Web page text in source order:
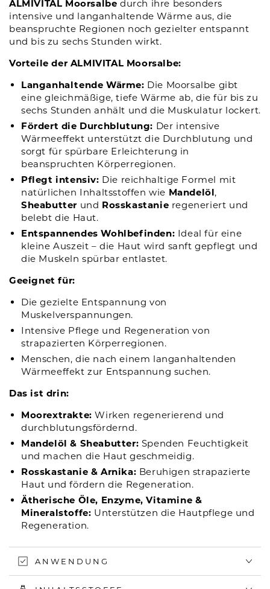
ALMIVITAL Moorsalbe durch ihre besonders
intensive und langanhaltende Wärme aus, die
beanspruchte Regionen noch gezielter entspannt
und bis zu sechs Stunden wirkt.
Vorteile der ALMIVITAL Moorsalbe:
Langanhaltende Wärme: Die Moorsalbe gibt
eine gleichmäßige, tiefe Wärme ab, die für bis zu
sechs Stunden anhält und die Muskulatur lockert.
Fördert die Durchblutung: Der intensive
Wärmeeffekt unterstützt die Durchblutung und
sorgt für spürbare Erleichterung in
beanspruchten Körperregionen.
Pflegt intensiv: Die reichhaltige Formel mit
natürlichen Inhaltsstoffen wie Mandelöl,
Sheabutter und Rosskastanie regeneriert und
belebt die Haut.
Entspannendes Wohlbefinden: Ideal für eine
kleine Auszeit – die Haut wird sanft gepflegt und
die Muskeln spürbar entlastet.
Geeignet für:
Die gezielte Entspannung von
Muskelverspannungen.
Intensive Pflege und Regeneration von
strapazierten Körperregionen.
Menschen, die nach einem langanhaltenden
Wärmeeffekt zur Entspannung suchen.
Das ist drin:
Moorextrakte: Wirken regenerierend und
durchblutungsfördernd.
Mandelöl & Sheabutter: Spenden Feuchtigkeit
und machen die Haut geschmeidig.
Rosskastanie & Arnika: Beruhigen strapazierte
Haut und fördern die Regeneration.
Ätherische Öle, Enzyme, Vitamine &
Mineralstoffe: Unterstützen die Hautpflege und
Regeneration.
ANWENDUNG